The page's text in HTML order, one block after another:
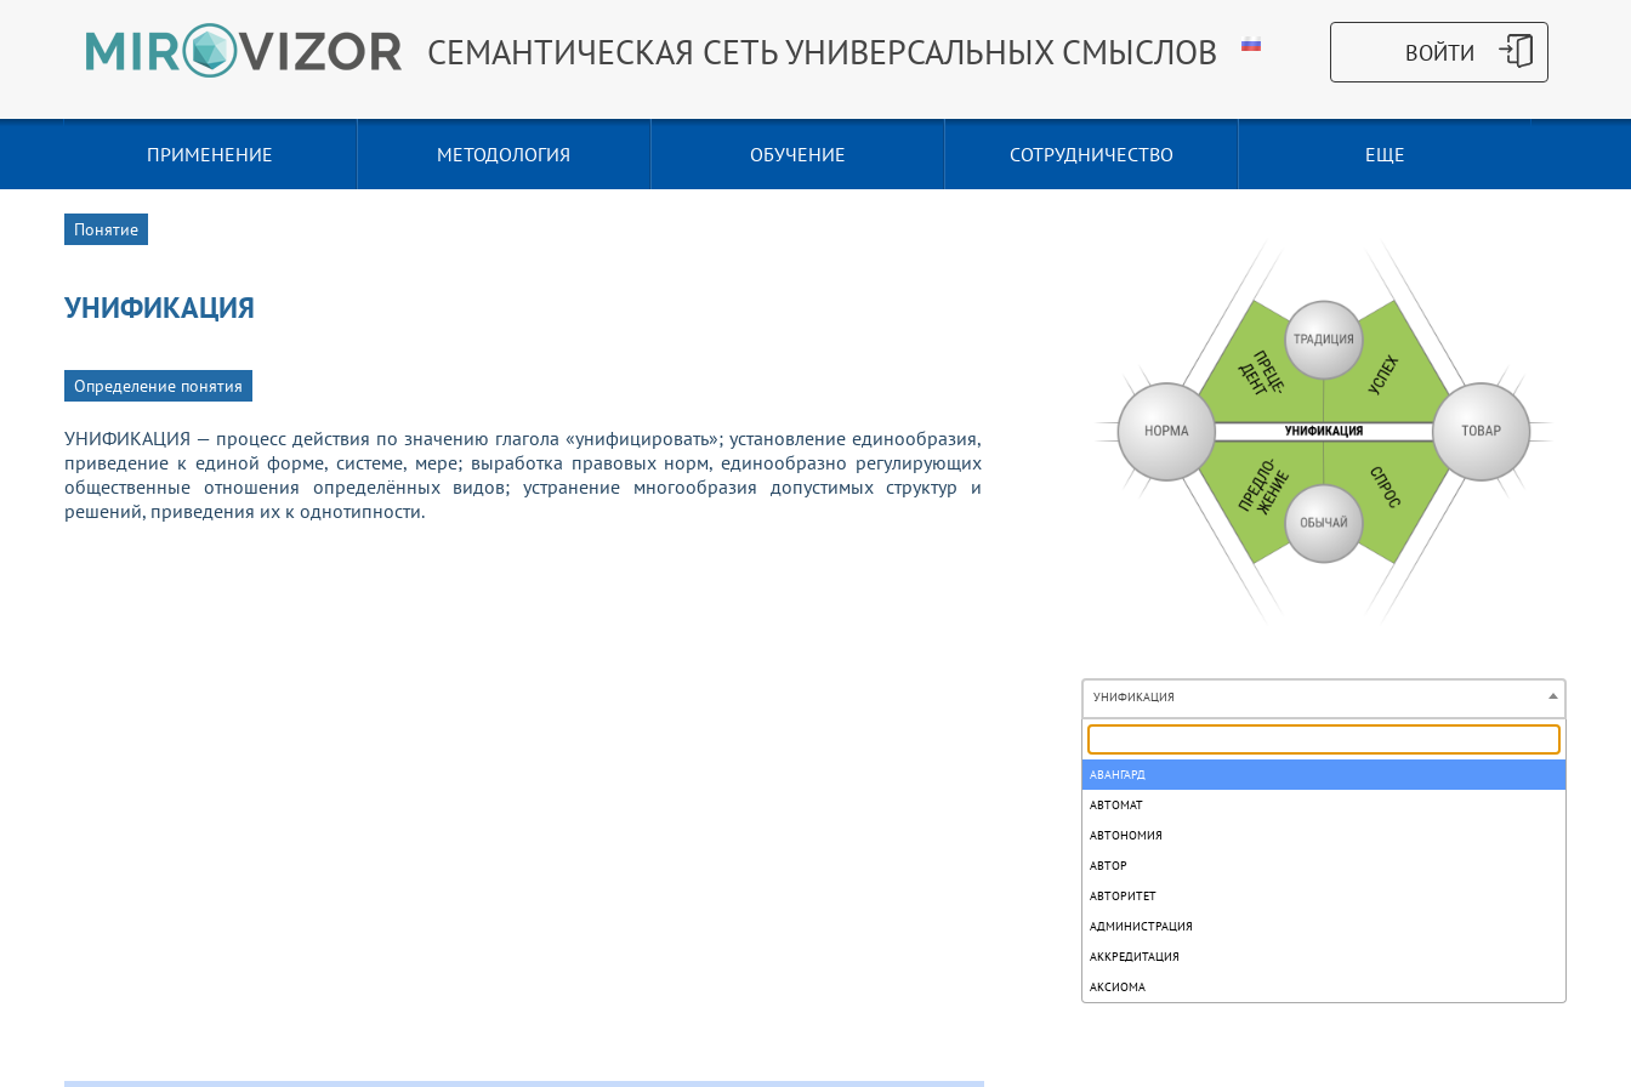
СЕМАНТИЧЕСКАЯ СЕТЬ УНИВЕРСАЛЬНЫХ СМЫСЛОВ
ПРИМЕНЕНИЕ МЕТОДОЛОГИЯ ОБУЧЕНИЕ СОТРУДНИЧЕСТВО ЕЩЕ
Понятие
УНИФИКАЦИЯ
Определение понятия
УНИФИКАЦИЯ — процесс действия по значению глагола «унифицировать»; установление единообразия,
приведение к единой форме, системе, мере; выработка правовых норм, единообразно регулирующих
общественные отношения определённых видов; устранение многообразия допустимых структур и
решений, приведения их к однотипности.
УНИФИКАЦИЯ
АВАНГАРД
АВТОМАТ
АВТОНОМИЯ
АВТОР
АВТОРИТЕТ
АДМИНИСТРАЦИЯ
АККРЕДИТАЦИЯ
АКСИОМА